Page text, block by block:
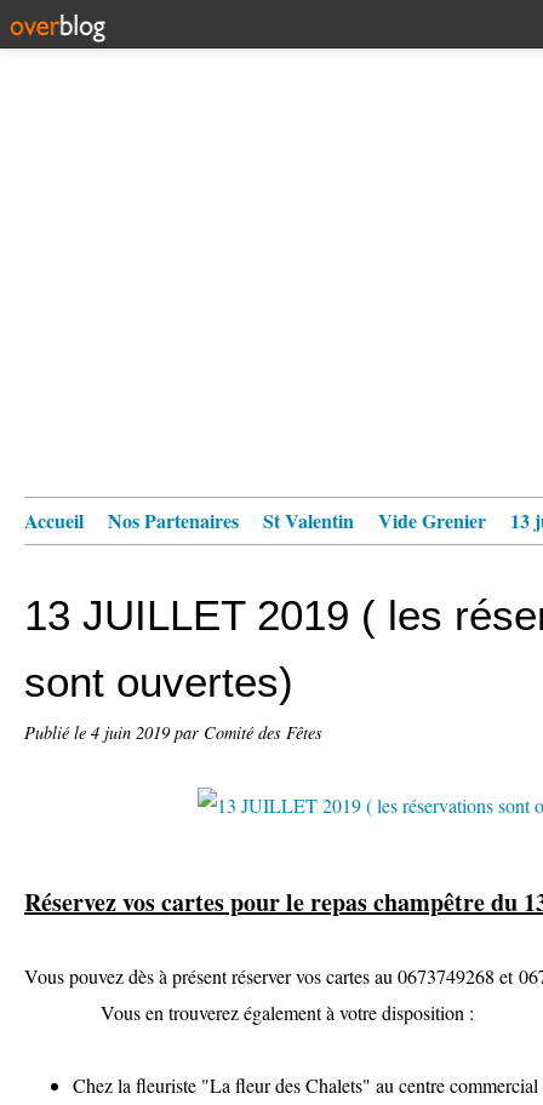
Accueil Nos Partenaires St Valentin Vide Grenier 13
13 JUILLET 2019 ( les
sont ouvertes)
Publié le 4 juin 2019 par Comité des Fêtes
Réservez vos cartes pour le repas champêtre du
Vous pouvez dès à présent réserver vos cartes au
Vous en trouverez également à votre disposition :
Chez la fleuriste "La fleur des Chalets" au centre